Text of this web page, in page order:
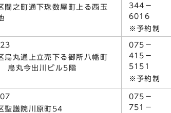
間之町通下珠数屋町上る西玉
344－
6016
※予約制
烏丸通上立売下る御所八幡町
丸今出川ビル5階
075－
415－
5151
※予約制
聖護院川原町54
075－
751－